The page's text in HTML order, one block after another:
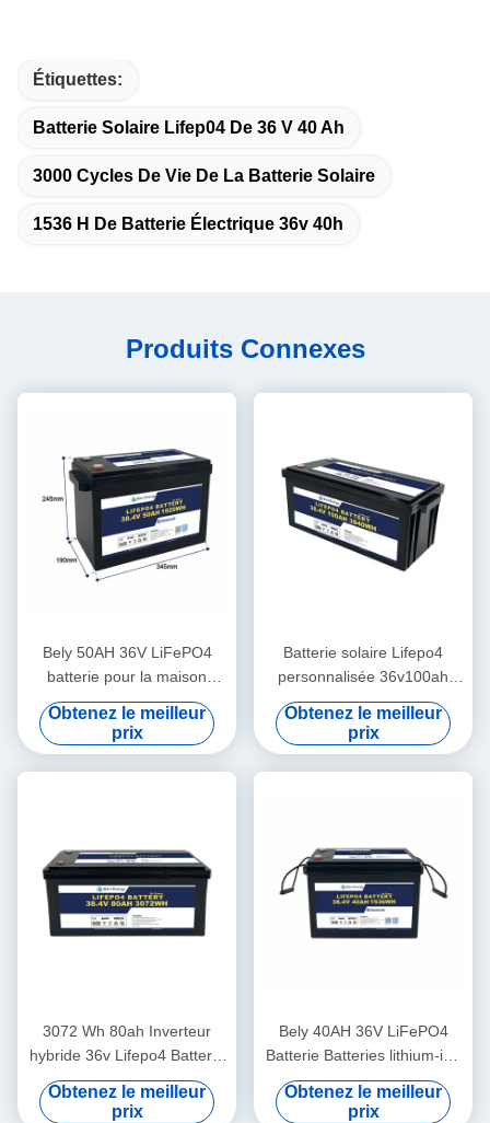
Étiquettes:
Batterie Solaire Lifep04 De 36 V 40 Ah
3000 Cycles De Vie De La Batterie Solaire
1536 H De Batterie Électrique 36v 40h
Produits Connexes
Bely 50AH 36V LiFePO4
batterie pour la maison
Système de stockage
d'énergie solaire Bateaux
Sous-marin
Obtenez le meilleur
prix
Batterie solaire Lifepo4
personnalisée 36v100ah
3840Wh Pour le système de
stockage d'énergie à la
maison
Obtenez le meilleur
prix
3072 Wh 80ah Inverteur
hybride 36v Lifepo4 Batterie
pour bateaux
Obtenez le meilleur
prix
Bely 40AH 36V LiFePO4
Batterie Batteries lithium-ion
pour le système de stockage
d'énergie solaire à domicile
Obtenez le meilleur
prix